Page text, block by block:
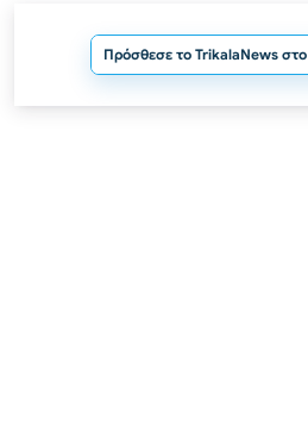
Πρόσθεσε το TrikalaNews στο